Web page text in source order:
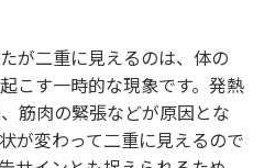
が二重に見えるのは、体の
こす一時的な現象です。発熱
筋肉の緊張などが原因とな
が変わって二重に見えるので